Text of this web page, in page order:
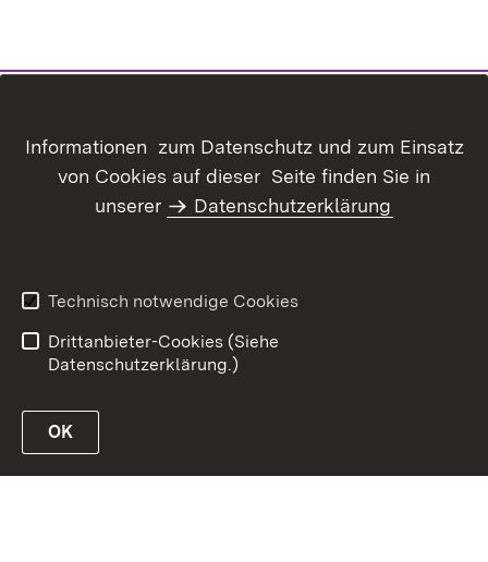
Benutzungshinweise
Informationen zum Datenschutz und zum Einsatz
von Cookies auf dieser Seite finden Sie in
unserer
Datenschutzerklärung
Technisch notwendige Cookies
Drittanbieter-Cookies (Siehe
Datenschutzerklärung.)
OK